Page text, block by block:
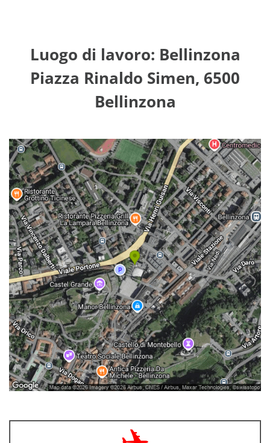
Luogo di lavoro: Bellinzona
Piazza Rinaldo Simen, 6500
Bellinzona